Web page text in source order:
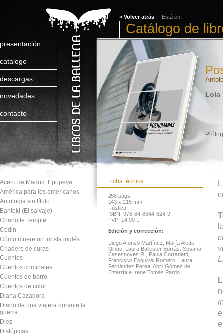
presentación
catálogo
descargas
novedades
contacto
Acero de Madrid. Epopeya.
América para los americanos
Antología sin título
Banteki (El salvaje)
Charlotte Temple
Codin
Cómo muere un turista inglés
Criadero de curas
Cuentos
Cuentos criminales
Cuentos de barro
Cuentos de color
Diana Cazadora
Diario de una viajera durante la
guerra
Diez
Distópicas
« Volver atrás | Está en:
Catálogo de
Lola
Ficha técnica
256 págs.
143 x 215 mm.
Rústica
ISBN: 978-84-8344-624-9
PVP: 14,90 €
Edición y corrección:
Diego Afonso Martínez, María Aledo
Mingo, Laura Ballester Borrás, Susana
Casesnoves R., Paula Corradetti,
Francisco Esquivel Romero, Laura
Fernández Perea, Abril Gómez de
Enterría e Irene Tomás Pardo.